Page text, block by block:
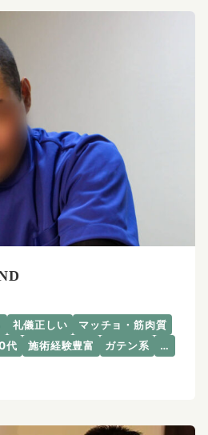
払いください。
礼儀正しい
マッチョ・筋肉質
代 施術経験豊富 ガテン系 …